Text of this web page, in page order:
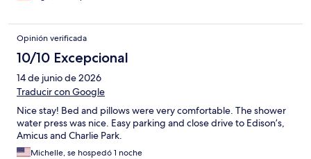
Opinión verificada
10/10 Excepcional
14 de junio de 2026
Traducir con Google
Nice stay! Bed and pillows were very comfortable. The shower
water press was nice. Easy parking and close drive to Edison’s,
Amicus and Charlie Park.
Michelle, se hospedó 1 noche